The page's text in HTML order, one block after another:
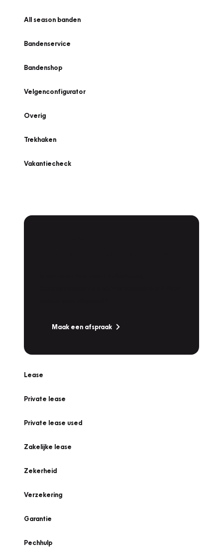
All season banden
Bandenservice
Bandenshop
Velgenconfigurator
Overig
Trekhaken
Vakantiecheck
Maak een afspraak
Lease
Private lease
Private lease used
Zakelijke lease
Zekerheid
Verzekering
Garantie
Pechhulp